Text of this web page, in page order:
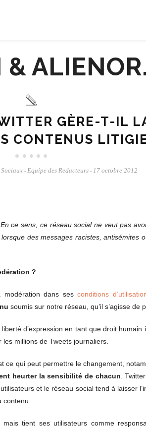
GÈRE-T-IL
CONTENUS
Sociaux - Equipe des Redacteurs - 17 octobre 2012
ce sens, ce réseau social ne veut pas
des messages racistes, antisémites
?
modération dans sesconditions
soumis sur notre réseau, qu’il s’agisse de
d’expression en tant que droit humain
millions de Tweets journaliers.
ce qui peut permettre le changement,
heurter la sensibilité de chacun .
et le réseau social tend à laisser
mais tient ses utilisateurs comme